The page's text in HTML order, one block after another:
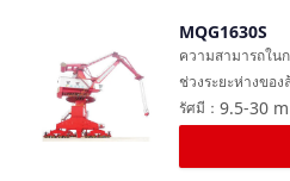
MQG1630S
ความสามารถใน
ช่วงระยะห่างของ
9.5-30 m
รัศมี ：